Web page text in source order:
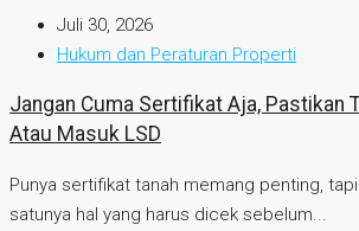
Juli 30, 2026
Hukum dan Peraturan Properti
Jangan Cuma Sertifikat Aja, Pastikan
Atau Masuk LSD
Punya sertifikat tanah memang penting,
satunya hal yang harus dicek sebelum...